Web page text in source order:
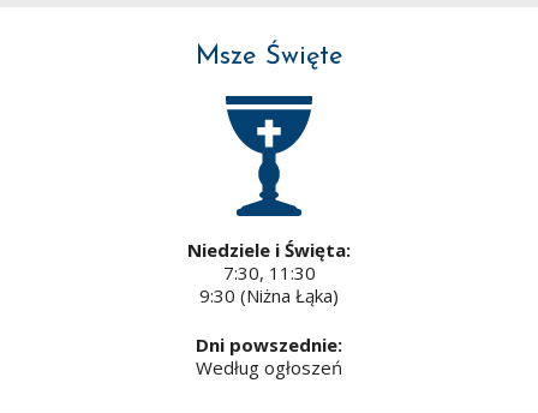
Msze Święte
Niedziele i Święta:
7:30, 11:30
9:30 (Niżna Łąka)
Dni powszednie:
Według ogłoszeń